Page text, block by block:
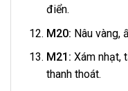
điển.
M20: Nâu vàng,
M21: Xám nhạt,
thanh thoát.